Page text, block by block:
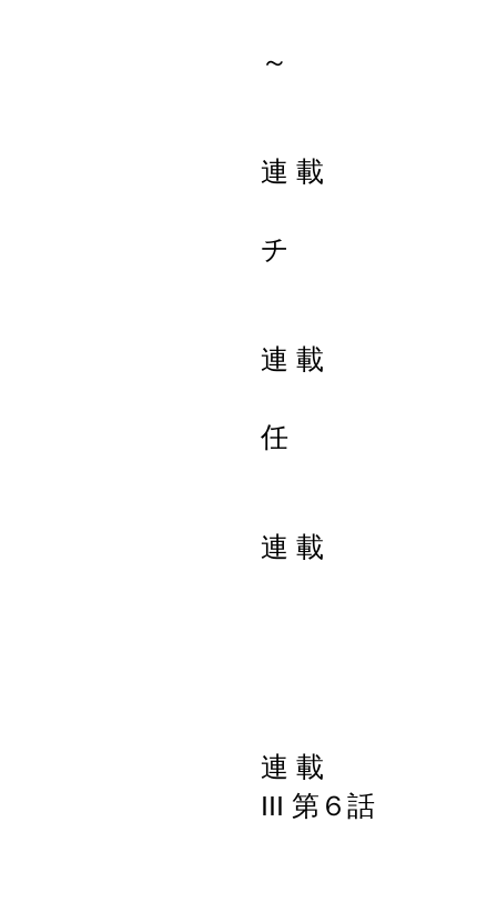
連 載 研
連 載 チ
連 載 パ
連 載 産業
III 第６話